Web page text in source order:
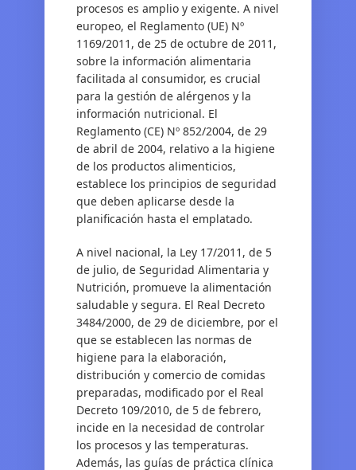
procesos es amplio y exigente. A nivel
europeo, el Reglamento (UE) Nº
1169/2011, de 25 de octubre de 2011,
sobre la información alimentaria
facilitada al consumidor, es crucial
para la gestión de alérgenos y la
información nutricional. El
Reglamento (CE) Nº 852/2004, de 29
de abril de 2004, relativo a la higiene
de los productos alimenticios,
establece los principios de seguridad
que deben aplicarse desde la
planificación hasta el emplatado.
A nivel nacional, la Ley 17/2011, de 5
de julio, de Seguridad Alimentaria y
Nutrición, promueve la alimentación
saludable y segura. El Real Decreto
3484/2000, de 29 de diciembre, por el
que se establecen las normas de
higiene para la elaboración,
distribución y comercio de comidas
preparadas, modificado por el Real
Decreto 109/2010, de 5 de febrero,
incide en la necesidad de controlar
los procesos y las temperaturas.
Además, las guías de práctica clínica